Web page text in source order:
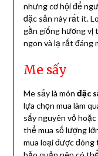
nhưng cơ hội để
đặc sản này rất ít.
gần giống hương vị
ngon và lạ rất đáng
Me sấy
Me sấy là món đặc
lựa chọn mua làm
sấy nguyên vỏ
thể mua số lượng
mua loại được đóng